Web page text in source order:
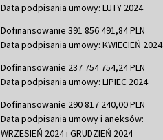
Data podpisania umowy: LUTY 2024
Dofinansowanie 391 856 491,84 PLN
Data podpisania umowy: KWIECIEŃ 2024
Dofinansowanie 237 754 754,24 PLN
Data podpisania umowy: LIPIEC 2024
Dofinansowanie 290 817 240,00 PLN
Data podpisania umowy i aneksów:
WRZESIEŃ 2024 i GRUDZIEŃ 2024